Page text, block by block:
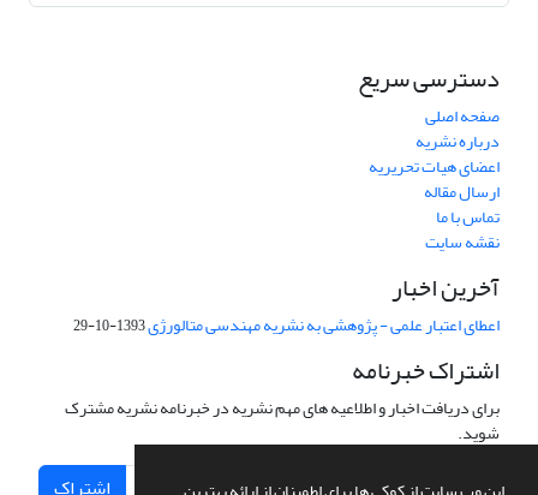
دسترسی سریع
صفحه اصلی
درباره نشریه
اعضای هیات تحریریه
ارسال مقاله
تماس با ما
نقشه سایت
آخرین اخبار
اعطای اعتبار علمی - پژوهشی به نشریه مهندسی متالورژی1393-10-29
اشتراک خبرنامه
برای دریافت اخبار و اطلاعیه های مهم نشریه در خبرنامه نشریه مشترک
شوید.